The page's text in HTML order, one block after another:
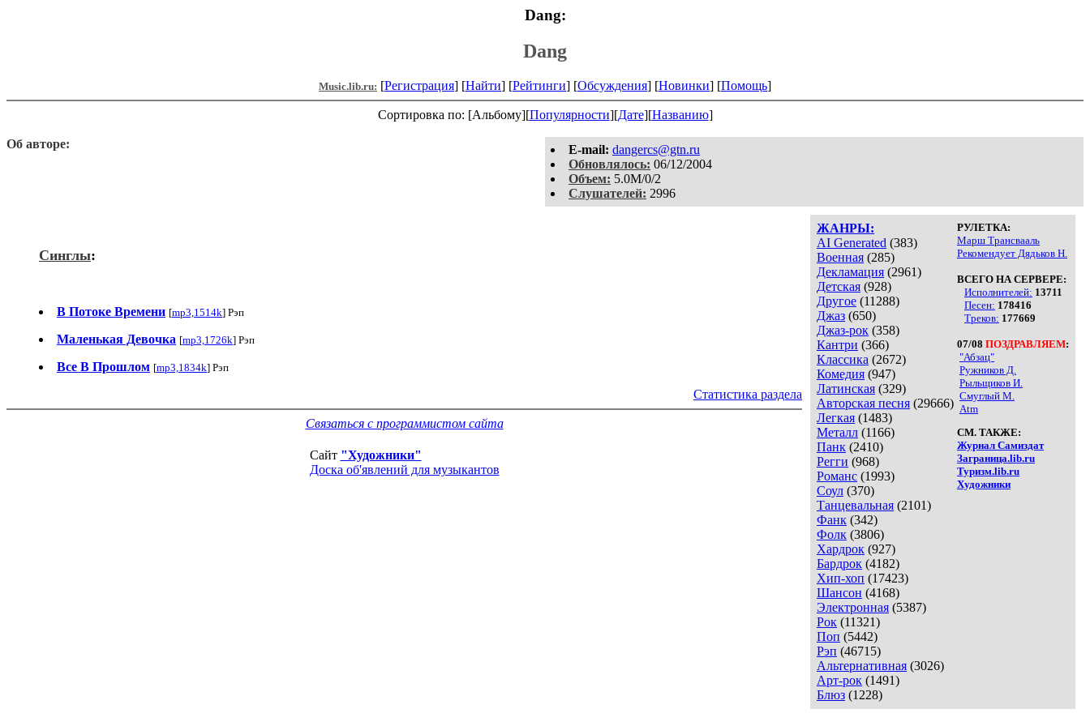
Dang:
Dang
Music.lib.ru: [Регистрация] [Найти] [Рейтинги] [Обсуждения] [Новинки] [Помощь]
Сортировка по: [Альбому][Популярности][Дате][Названию]
E-mail: dangercs@gtn.ru
Обновлялось: 06/12/2004
Объем: 5.0M/0/2
Слушателей: 2996
Об авторе:
ЖАНРЫ:
AI Generated (383)
Военная (285)
Декламация (2961)
Детская (928)
Другое (11288)
Джаз (650)
Джаз-рок (358)
Кантри (366)
Классика (2672)
Комедия (947)
Латинская (329)
Авторская песня (29666)
Легкая (1483)
Металл (1166)
Панк (2410)
Регги (968)
Романс (1993)
Соул (370)
Танцевальная (2101)
Фанк (342)
Фолк (3806)
Хардрок (927)
Бардрок (4182)
Хип-хоп (17423)
Шансон (4168)
Электронная (5387)
Рок (11321)
Поп (5442)
Рэп (46715)
Альтернативная (3026)
Арт-рок (1491)
Блюз (1228)
РУЛЕТКА:
Марш Трансвааль
Рекомендует Дядьков Н.
ВСЕГО НА СЕРВЕРЕ:
Исполнителей: 13711
Песен: 178416
Треков: 177669
07/08 ПОЗДРАВЛЯЕМ:
"Абзац"
Ружников Д.
Рыльщиков И.
Смуглый М.
Atm
СМ. ТАКЖЕ:
Журнал Самиздат
Заграница.lib.ru
Туризм.lib.ru
Художники
Синглы:
В Потоке Времени [mp3,1514k] Рэп
Маленькая Девочка [mp3,1726k] Рэп
Все В Прошлом [mp3,1834k] Рэп
Статистика раздела
Связаться с программистом сайта
Сайт "Художники"
Доска об'явлений для музыкантов